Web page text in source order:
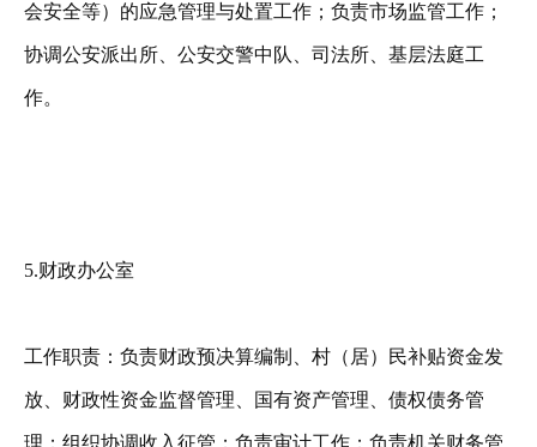
会安全等）的应急管理与处置工作；负责市场监管工作；
协调公安派出所、公安交警中队、司法所、基层法庭工
作。
5.财政办公室
工作职责：负责财政预决算编制、村（居）民补贴资金发
放、财政性资金监督管理、国有资产管理、债权债务管